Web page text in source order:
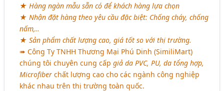
★ Hàng ngàn mẫu sẵn có để khách hàng lựa chọn
★ Nhận đặt hàng theo yêu cầu đặc biệt: Chống cháy, chống
nấm,..
★ Sản phẩm chất lượng cao, giá tốt so với thị trường.
➠ Công Ty TNHH Thương Mại Phú Dinh (SimiliMart)
chúng tôi chuyên cung cấpgiả da PVC, PU, da tổng hợp,
Microfiber chất lượng cao cho các ngành công nghiệp
khác nhau trên thị trường toàn quốc.